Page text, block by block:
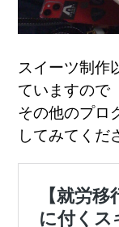
スイーツ制作
ていますので
その他のプロ
してみてくだ